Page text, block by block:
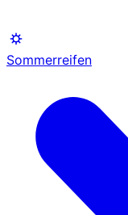
Sommerreifen